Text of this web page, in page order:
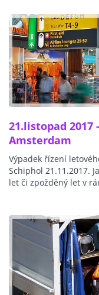
21.listopad
Amsterdam
Výpadek řízení
Schiphol 21.11.2017.
let či zpožděný let v